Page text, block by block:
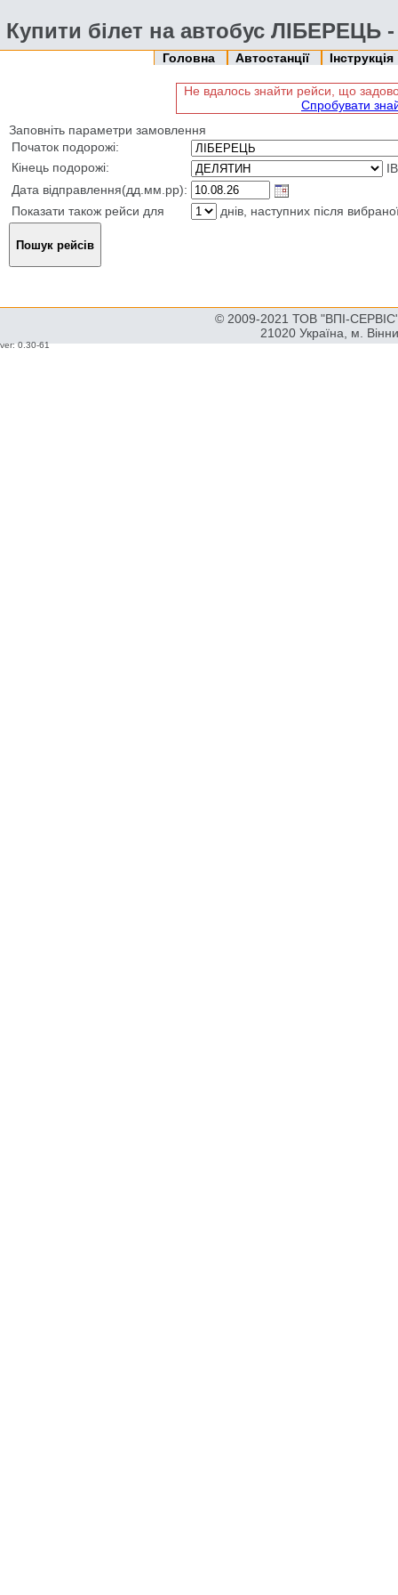
Купити білет на автобус
Головна Автостанції Інструкція
Не вдалось знайти рейси, що
Спробувати
Заповніть параметри замовлення
Початок подорожі:
Кінець подорожі:
Дата відправлення(дд.мм.рр):
Показати також рейси для
днів, наступних після
© 2009-2021 ТОВ "ВПІ-
21020 Україна, м.
ver: 0.30-61